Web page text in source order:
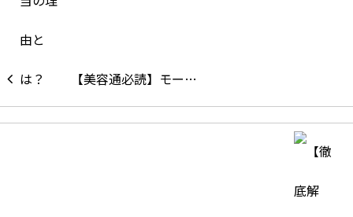
【美容通必読】モー…